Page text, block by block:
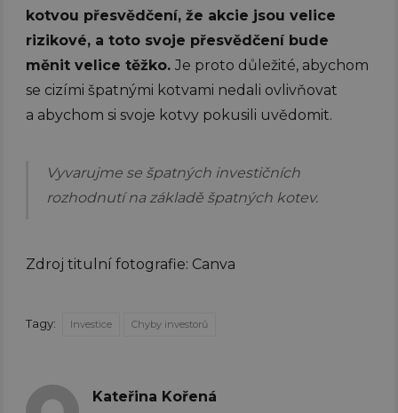
kotvou přesvědčení, že akcie jsou velice
rizikové, a toto svoje přesvědčení bude
měnit velice těžko.Je proto důležité, abychom
se cizími špatnými kotvami nedali ovlivňovat
a abychom si svoje kotvy pokusili uvědomit.
Vyvarujme se špatných investičních
rozhodnutí na základě špatných kotev.
Zdroj titulní fotografie: Canva
Tagy: Investice Chyby investorů
Kateřina Kořená